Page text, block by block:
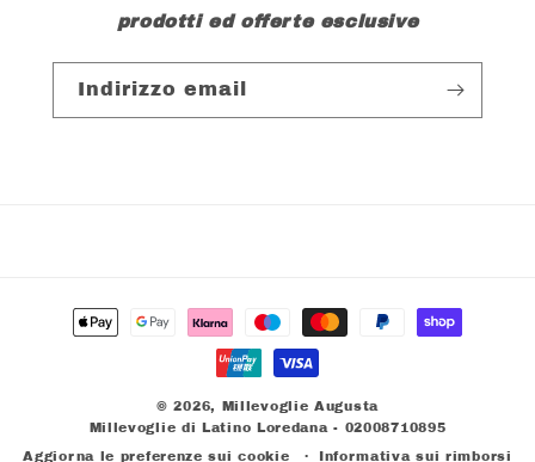
prodotti ed offerte esclusive
Indirizzo email
Metodi
© 2026, Millevoglie Augusta
Millevoglie di Latino Loredana - 02008710895
Aggiorna le preferenze sui cookie
Informativa sui rimborsi